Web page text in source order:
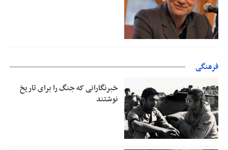
فرهنگی
خبرنگارانی که جنگ را برای تاریخ
نوشتند